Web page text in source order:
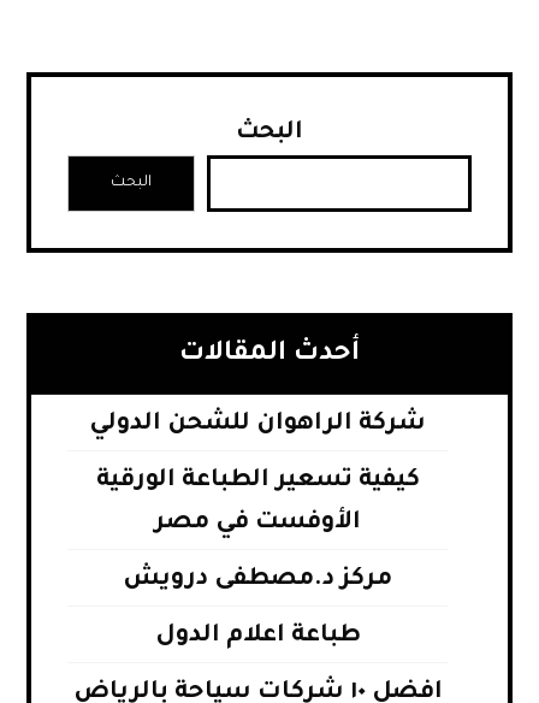
البحث
البحث
أحدث المقالات
شركة الراهوان للشحن الدولي
كيفية تسعير الطباعة الورقية
الأوفست في مصر
مركز د.مصطفى درويش
طباعة اعلام الدول
افضل ١٠ شركات سياحة بالرياض